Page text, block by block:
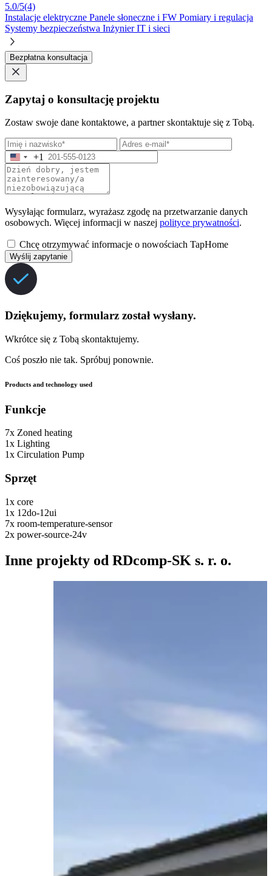
5.0/5(4)
Instalacje elektryczne Panele słoneczne i FW Pomiary i regulacja
Systemy bezpieczeństwa Inżynier IT i sieci
Bezpłatna konsultacja
Zapytaj o konsultację projektu
Zostaw swoje dane kontaktowe, a partner skontaktuje się z Tobą.
+1
Wysyłając formularz, wyrażasz zgodę na przetwarzanie danych
osobowych. Więcej informacji w naszej polityce prywatności.
Chcę otrzymywać informacje o nowościach TapHome
Wyślij zapytanie
Dziękujemy, formularz został wysłany.
Wkrótce się z Tobą skontaktujemy.
Coś poszło nie tak. Spróbuj ponownie.
Products and technology used
Funkcje
7x Zoned heating
1x Lighting
1x Circulation Pump
Sprzęt
1x core
1x 12do-12ui
7x room-temperature-sensor
2x power-source-24v
Inne projekty od RDcomp-SK s. r. o.